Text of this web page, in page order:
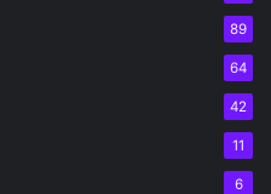
89
64
42
11
6